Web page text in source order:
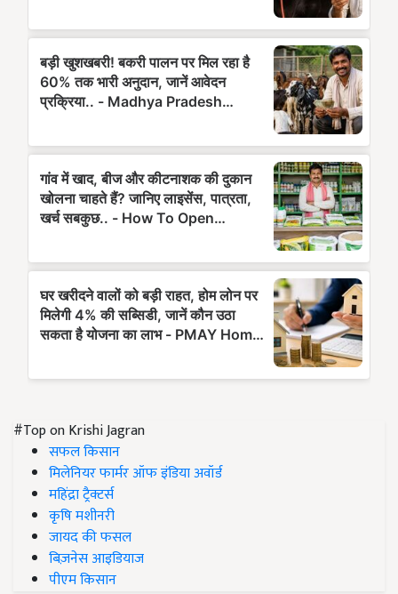
#Top on Krishi Jagran
सफल किसान
मिलेनियर फार्मर ऑफ इंडिया अवॉर्ड
महिंद्रा ट्रैक्टर्स
कृषि मशीनरी
जायद की फसल
बिज़नेस आइडियाज
पीएम किसान